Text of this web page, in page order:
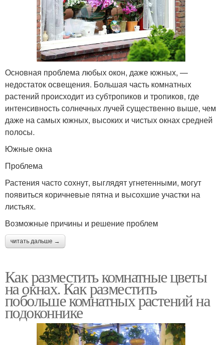
Основная проблема любых окон, даже южных, —
недостаток освещения. Большая часть комнатных
растений происходит из субтропиков и тропиков, где
интенсивность солнечных лучей существенно выше, чем
даже на самых южных, высоких и чистых окнах средней
полосы.
Южные окна
Проблема
Растения часто сохнут, выглядят угнетенными, могут
появиться коричневые пятна и высохшие участки на
листьях.
Возможные причины и решение проблем
читать дальше →
Как разместить комнатные цветы
на окнах. Как разместить
побольше комнатных растений на
подоконнике